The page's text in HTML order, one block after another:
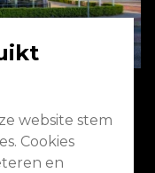
website stem
Cookies
en